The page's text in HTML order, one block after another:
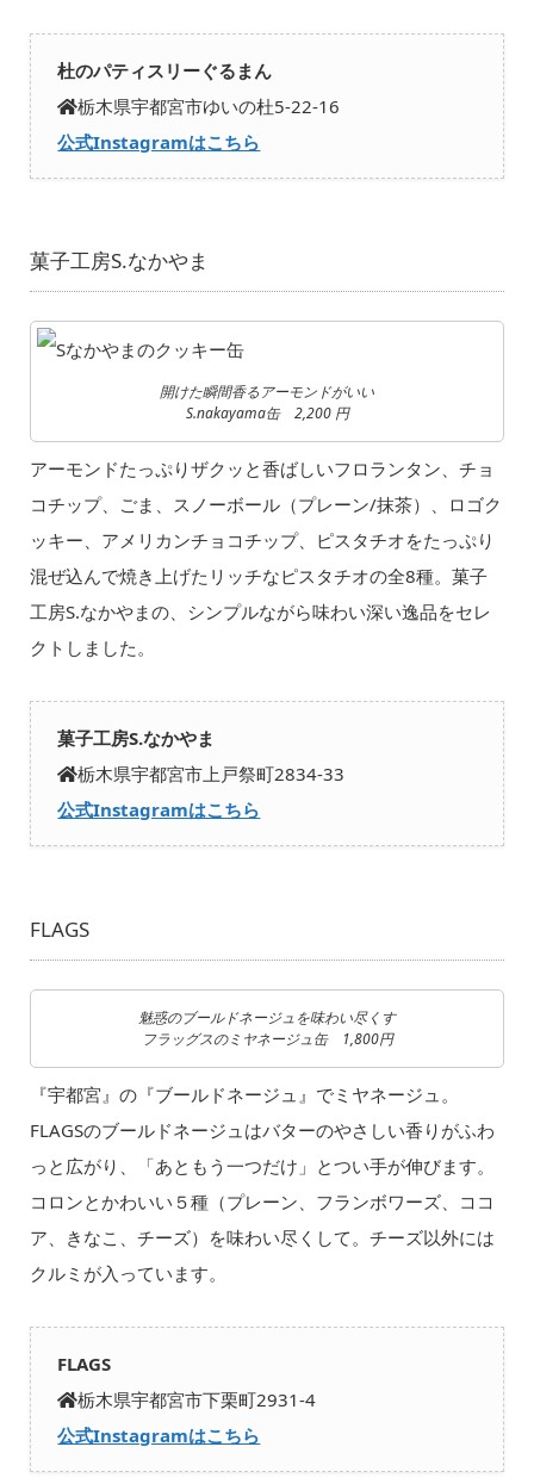
杜のパティスリーぐるまん
栃木県宇都宮市ゆいの杜5-22-16
公式Instagramはこちら
菓子工房S.なかやま
開けた瞬間香るアーモンドがいい
S.nakayama缶 2,200 円
アーモンドたっぷりザクッと香ばしいフロランタン、チョ
コチップ、ごま、スノーボール（プレーン/抹茶）、ロゴク
ッキー、アメリカンチョコチップ、ピスタチオをたっぷり
混ぜ込んで焼き上げたリッチなピスタチオの全8種。菓子
工房S.なかやまの、シンプルながら味わい深い逸品をセレ
クトしました。
菓子工房S.なかやま
栃木県宇都宮市上戸祭町2834-33
公式Instagramはこちら
FLAGS
魅惑のブールドネージュを味わい尽くす
フラッグスのミヤネージュ缶 1,800円
『宇都宮』の『ブールドネージュ』でミヤネージュ。
FLAGSのブールドネージュはバターのやさしい香りがふわ
っと広がり、「あともう一つだけ」とつい手が伸びます。
コロンとかわいい５種（プレーン、フランボワーズ、ココ
ア、きなこ、チーズ）を味わい尽くして。チーズ以外には
クルミが入っています。
FLAGS
栃木県宇都宮市下栗町2931-4
公式Instagramはこちら